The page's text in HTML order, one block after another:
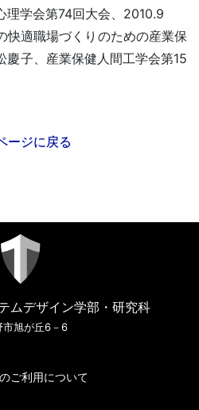
理学会第74回大会、2010.9
快適職場づくりのための産業保
慶子、産業保健人間工学会第15
ージに戻る
ムデザイン学部・研究科
旭が丘6－6
ご利用について